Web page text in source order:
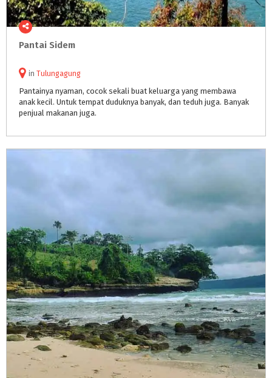
Pantai Sidem
in Tulungagung
Pantainya nyaman, cocok sekali buat keluarga yang membawa
anak kecil. Untuk tempat duduknya banyak, dan teduh juga. Banyak
penjual makanan juga.